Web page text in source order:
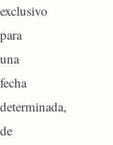
exclusivo
para
una
fecha
determinada,
de